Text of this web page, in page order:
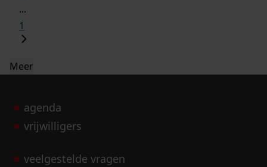
...
1
Meer
agenda
vrijwilligers
veelgestelde vragen